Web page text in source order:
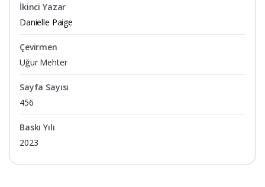
İkinci Yazar
Danielle Paige
Çevirmen
Uğur Mehter
Sayfa Sayısı
456
Baskı Yılı
2023